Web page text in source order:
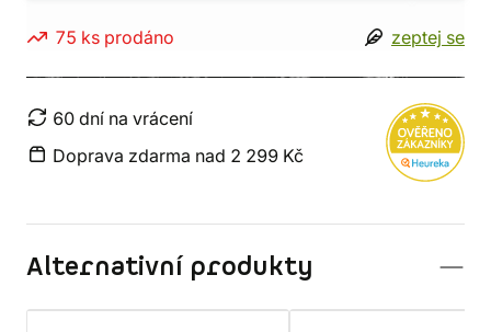
75 ks prodáno zeptej se
60 dní na vrácení
Doprava zdarma nad 2 299 Kč
Alternativní produkty